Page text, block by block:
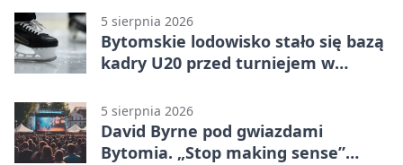
5 sierpnia 2026
Bytomskie lodowisko stało się bazą
kadry U20 przed turniejem w
5 sierpnia 2026
David Byrne pod gwiazdami
Bytomia. „Stop making sense”